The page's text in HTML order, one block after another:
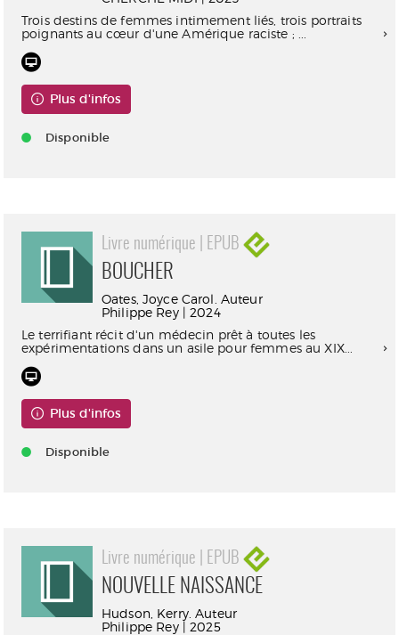
Trois destins de femmes intimement liés, trois portraits
poignants au cœur d'une Amérique raciste ; ...
Plus d'infos
Disponible
Livre numérique | EPUB
BOUCHER
Oates, Joyce Carol. Auteur
Philippe Rey | 2024
Le terrifiant récit d'un médecin prêt à toutes les
expérimentations dans un asile pour femmes au XIX...
Plus d'infos
Disponible
Livre numérique | EPUB
NOUVELLE NAISSANCE
Hudson, Kerry. Auteur
Philippe Rey | 2025